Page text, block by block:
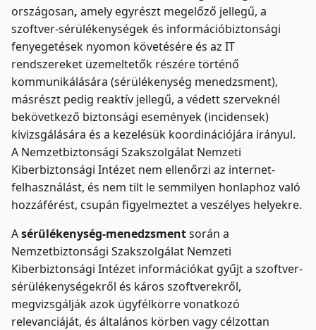
országosan, amely egyrészt megelőző jellegű, a
szoftver-sérülékenységek és információbiztonsági
fenyegetések nyomon követésére és az IT
rendszereket üzemeltetők részére történő
kommunikálására (sérülékenység menedzsment),
másrészt pedig reaktív jellegű, a védett szerveknél
bekövetkező biztonsági események (incidensek)
kivizsgálására és a kezelésük koordinációjára irányul.
A Nemzetbiztonsági Szakszolgálat Nemzeti
Kiberbiztonsági Intézet nem ellenőrzi az internet-
felhasználást, és nem tilt le semmilyen honlaphoz való
hozzáférést, csupán figyelmeztet a veszélyes helyekre.
Asérülékenység-menedzsmentsorán a
Nemzetbiztonsági Szakszolgálat Nemzeti
Kiberbiztonsági Intézet információkat gyűjt a szoftver-
sérülékenységekről és káros szoftverekről,
megvizsgálják azok ügyfélkörre vonatkozó
relevanciáját, és általános körben vagy célzottan